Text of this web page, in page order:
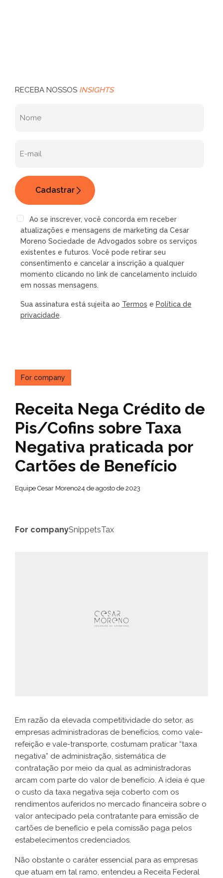
RECEBA NOSSOS INSIGHTS
Ao se inscrever, você concorda em receber
atualizações e mensagens de marketing da Cesar
Moreno Sociedade de Advogados sobre os serviços
existentes e futuros. Você pode retirar seu
consentimento e cancelar a inscrição a qualquer
momento clicando no link de cancelamento incluído
em nossas mensagens.
Sua assinatura está sujeita ao Termos e Política de
privacidade.
For company
Receita Nega Crédito de
Pis/Cofins sobre Taxa
Negativa praticada por
Cartões de Benefício
Equipe Cesar Moreno24 de agosto de 2023
For companySnippetsTax
Em razão da elevada competitividade do setor, as
empresas administradoras de benefícios, como vale-
refeição e vale-transporte, costumam praticar “taxa
negativa” de administração, sistemática de
contratação por meio da qual as administradoras
arcam com parte do valor de benefício. A ideia é que
o custo da taxa negativa seja coberto com os
rendimentos auferidos no mercado financeira sobre o
valor antecipado pela contratante para emissão de
cartões de benefício e pela comissão paga pelos
estabelecimentos credenciados.
Não obstante o caráter essencial para as empresas
que atuam em tal ramo, entendeu a Receita Federal